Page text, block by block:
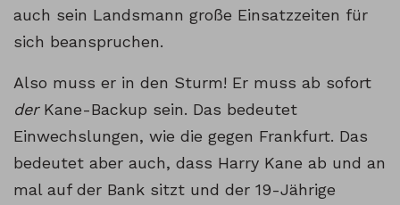
auch sein Landsmann große Einsatzzeiten für
sich beanspruchen.
Also muss er in den Sturm! Er muss ab sofort
derKane-Backup sein. Das bedeutet
Einwechslungen, wie die gegen Frankfurt. Das
bedeutet aber auch, dass Harry Kane ab und an
mal auf der Bank sitzt und der 19-Jährige